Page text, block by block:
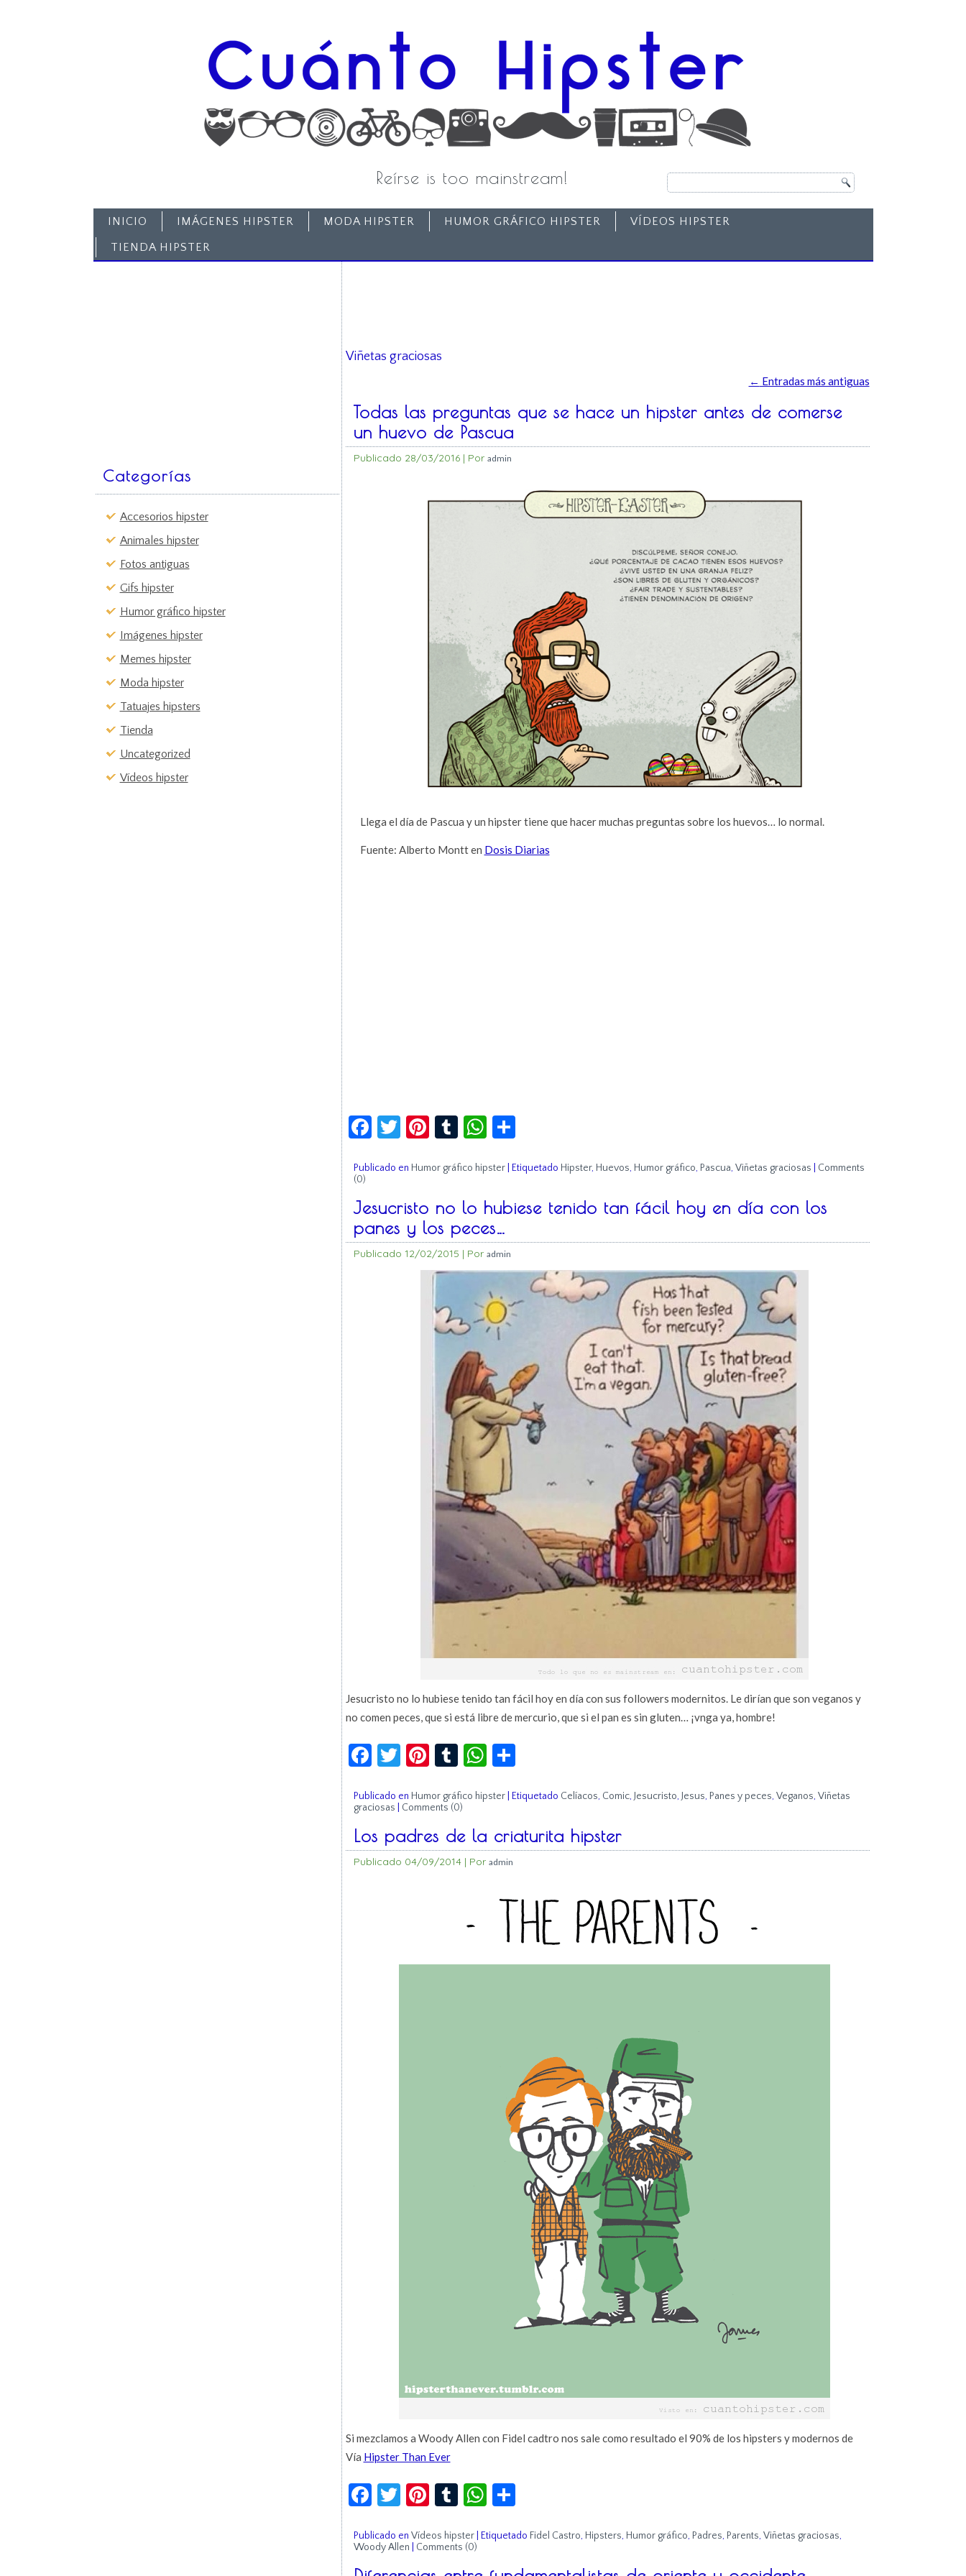
Reírse is too mainstream!
INICIO IMÁGENES HIPSTER MODA HIPSTER HUMOR GRÁFICO HIPSTER
VÍDEOS HIPSTER
TIENDA HIPSTER
Categorías
Accesorios hipster
Animales hipster
Fotos antiguas
Gifs hipster
Humor gráfico hipster
Imágenes hipster
Memes hipster
Moda hipster
Tatuajes hipsters
Tienda
Uncategorized
Vídeos hipster
Viñetas graciosas
← Entradas más antiguas
Todas las preguntas que se hace un hipster antes de comerse
un huevo de Pascua
Publicado 28/03/2016| Por admin
Llega el día de Pascua y un hipster tiene que hacer muchas preguntas sobre los huevos… lo normal.
Fuente: Alberto Montt en Dosis Diarias
Facebook
Twitter
Pinterest
TumblrWhatsApp
Compartir
Publicado en Humor gráfico hipster| Etiquetado Hipster, Huevos, Humor gráfico, Pascua, Viñetas graciosas
Comments
(0)
Jesucristo no lo hubiese tenido tan fácil hoy en día con los
panes y los peces…
Publicado 12/02/2015 | Por admin
Jesucristo no lo hubiese tenido tan fácil hoy en día con sus followers modernitos. Le dirían que son veganos y
no comen peces, que si está libre de mercurio, que si el pan es sin gluten… ¡vnga ya, hombre!
Facebook
Twitter
Pinterest
TumblrWhatsApp
Compartir
Publicado en Humor gráfico hipster| Etiquetado Celíacos, Comic, Jesucristo, Jesus, Panes y peces, Veganos, Viñetas
graciosas
Comments (0)
Los padres de la criaturita hipster
Publicado 04/09/2014| Por admin
Si mezclamos a Woody Allen con Fidel cadtro nos sale como resultado el 90% de los hipsters y modernos de
Vía Hipster Than Ever
Facebook
Twitter
Pinterest
TumblrWhatsApp
Compartir
Publicado en Vídeos hipster| Etiquetado Fidel Castro, Hipsters, Humor gráfico, Padres, Parents, Viñetas graciosas,
Woody Allen
Comments (0)